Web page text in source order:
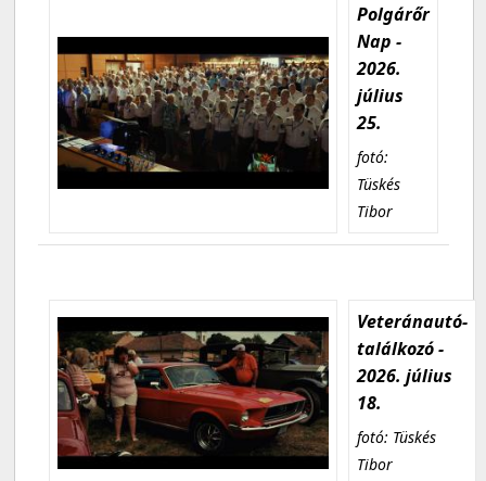
Polgárőr
Nap -
2026.
július
25.
fotó:
Tüskés
Tibor
Veteránautó-
találkozó -
2026. július
18.
fotó: Tüskés
Tibor